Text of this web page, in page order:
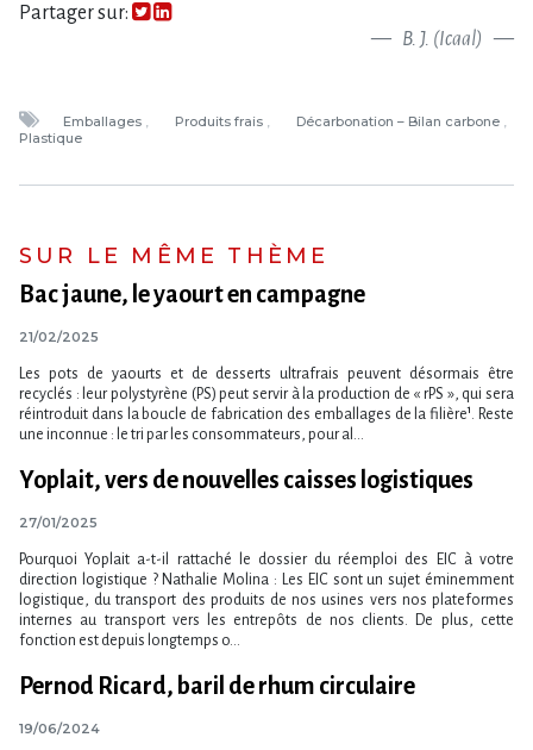
Partager sur:
B. J. (Icaal)
Emballages Produits frais
Décarbonation – Bilan carbone
Plastique
SUR LE MÊME THÈME
Bac jaune, le yaourt en campagne
21/02/2025
Les pots de yaourts et de desserts ultrafrais peuvent désormais être
recyclés : leur polystyrène (PS) peut servir à la production de « rPS », qui sera
réintroduit dans la boucle de fabrication des emballages de la filière¹. Reste
une inconnue : le tri par les consommateurs, pour al...
Yoplait, vers de nouvelles caisses logistiques
27/01/2025
Pourquoi Yoplait a-t-il rattaché le dossier du réemploi des EIC à votre
direction logistique ? Nathalie Molina : Les EIC sont un sujet éminemment
logistique, du transport des produits de nos usines vers nos plateformes
internes au transport vers les entrepôts de nos clients. De plus, cette
fonction est depuis longtemps o...
Pernod Ricard, baril de rhum circulaire
19/06/2024